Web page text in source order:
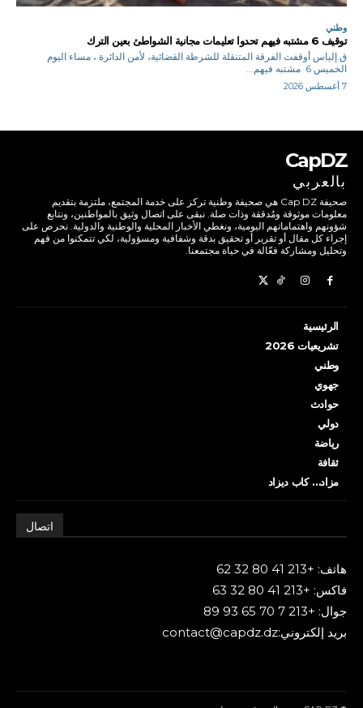
وطني
توقيف 6 مشتبه فيهم تحدوا تعليمات مجانية الشواطئ بعين الترك
ق.إلياس أوقفت الفرقة المتنقلة للشرطة القضائية، لأمن الدائرة ، مساء اليوم
الخميس 6 مشتبه فيهم...
7 أغسطس 2026
CapDZ
بالعربي
صحيفة Cap DZ هي صحيفة وطنية تركز على خدمة المجتمع، ملتزمة بتقديم
معلومات موثوقة ومُدققة وذات صلة. نبقى على اتصال وثيق بالمواطنين، ونتابع
شؤونهم واهتماماتهم اليومية، ونغطي الأخبار المحلية والوطنية والدولية. نحرص على
إجراء كل مقال أو تقرير أو تحقيق بدقة وشفافية ومسؤولية، لكي تتمكنوا من فهم
وتحليل ومشاركة فعّالة في حياة مجتمعنا.
الرئيسية
تشريعيات 2026
وطني
جهوي
حوادث
دولي
رياضة
ثقافة
مزاد… كاب ديزاد
اتصال
هاتف: +213 41 80 32 62
فاكس: +213 41 80 32 63
جوال: +213 7 70 65 93 89
بريد إلكتروني:contact@capdz.dz